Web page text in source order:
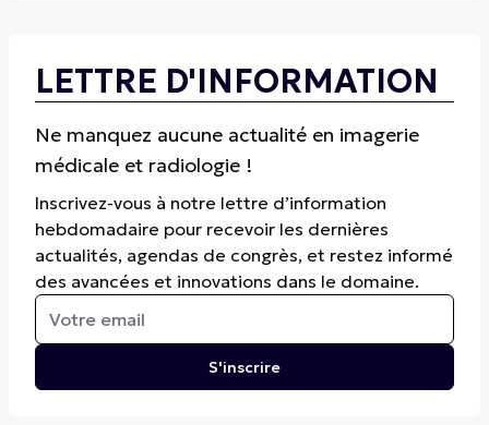
LETTRE D'INFORMATION
Ne manquez aucune actualité en imagerie
médicale et radiologie !
Inscrivez-vous à notre lettre d’information
hebdomadaire pour recevoir les dernières
actualités, agendas de congrès, et restez informé
des avancées et innovations dans le domaine.
S'inscrire